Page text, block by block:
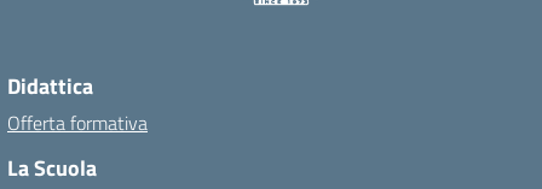
Didattica
Offerta formativa
La Scuola